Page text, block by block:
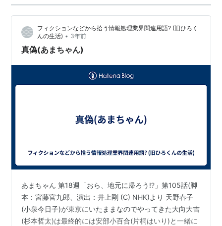
して愛情たっぷりのドラマ…
フィクションなどから拾う情報処理業界関連用語? (旧ひろく
んの生活) • 3年前
真偽(あまちゃん)
あまちゃん 第18週「おら、地元に帰ろう!?」第105話(脚
本：宮藤官九郎、演出：井上剛 (C) NHK)より 天野春子
(小泉今日子)が東京にいたままなのでやってきた大向大吉
(杉本哲太)は最終的には安部小百合(片桐はいり)と一緒に